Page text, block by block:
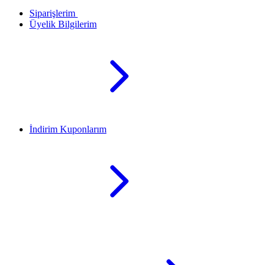
Siparişlerim
Üyelik Bilgilerim
İndirim Kuponlarım